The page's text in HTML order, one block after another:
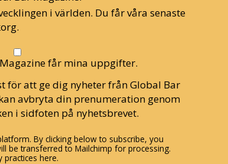
i världen. Du får våra senaste
får mina uppgifter.
för att ge dig nyheter från Global Bar
avbryta din prenumeration genom
i sidfoten på nyhetsbrevet.
By clicking below to subscribe, you
be transferred to Mailchimp for processing.
here.